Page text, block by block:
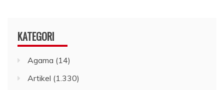
KATEGORI
Agama (14)
Artikel (1.330)